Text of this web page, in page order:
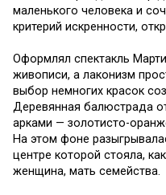
маленького человека и
критерий искренности,
Оформлял спектакль
живописи, а лаконизм
выбор немногих красок
Деревянная балюстрада
арками — золотисто-
На этом фоне
центре которой стояла,
женщина, мать семейства.